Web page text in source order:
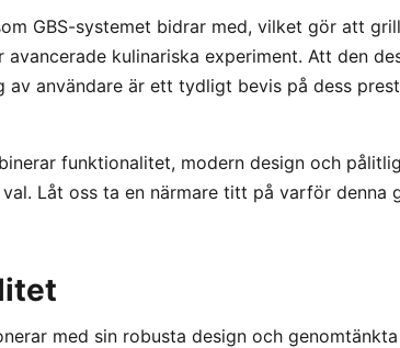
GBS-systemet bidrar med, vilket gör att
kulinariska experiment. Att den
användare är ett tydligt bevis på dess
funktionalitet, modern design och
Låt oss ta en närmare titt på varför denna
med sin robusta design och